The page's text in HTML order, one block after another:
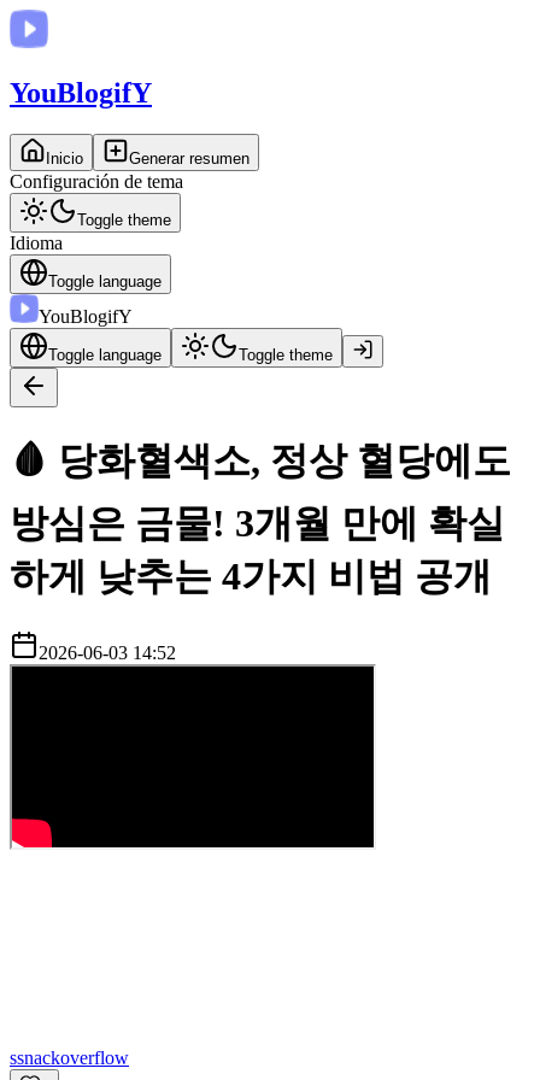
YouBlogifY
Inicio Generar resumen
Configuración de tema
Toggle theme
Idioma
Toggle language
YouBlogifY
Toggle language Toggle theme
🩸 당화혈색소, 정상 혈당에도
방심은 금물! 3개월 만에 확실
하게 낮추는 4가지 비법 공개
2026-06-03 14:52
ssnackoverflow